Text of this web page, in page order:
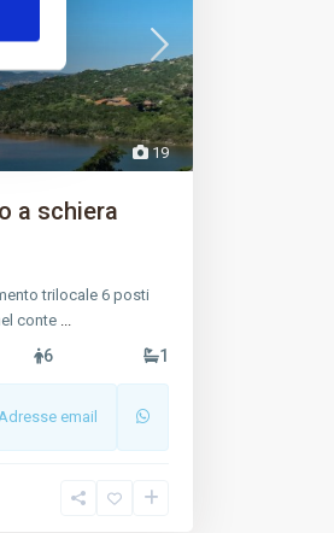
19
a schiera
trilocale 6 posti
conte ...
6 1
email